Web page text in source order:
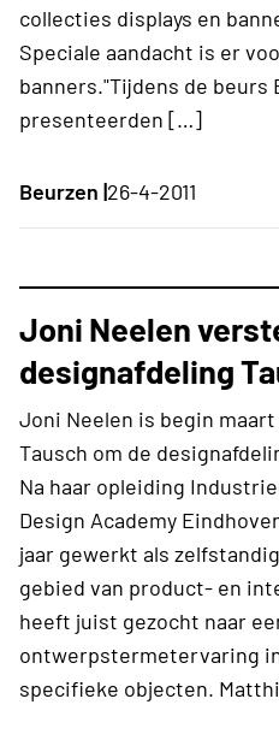
collecties displays en
Speciale aandacht is er
banners."Tijdens de beurs
presenteerden […]
Beurzen |26-4-2011
Joni Neelen
designafdeling
Joni Neelen is begin
Tausch om de
Na haar opleiding
Design Academy
jaar gewerkt als
gebied van product- en
heeft juist gezocht naar
ontwerpstermetervaring
specifieke objecten.